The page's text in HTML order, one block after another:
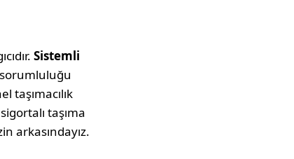
Sistemli
taşımacılık
taşıma
arkasındayız.